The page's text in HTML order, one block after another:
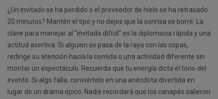
¿Un invitado se ha perdido o el proveedor de hielo se ha retrasado
20 minutos? Mantén el tipo y no dejes que la sonrisa se borre. La
clave para manejar al “invitado difícil” es la diplomacia rápida y una
actitud asertiva. Si alguien se pasa de la raya con las copas,
redirige su atención hacia la comida o una actividad diferente sin
montar un espectáculo. Recuerda que tu energía dicta el tono del
evento. Si algo falla, conviértelo en una anécdota divertida en
lugar de un drama épico. Nadie recordará que los canapés salieron